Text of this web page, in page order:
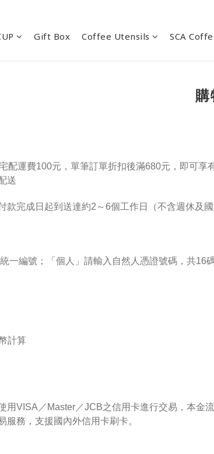
Gift Box Coffee Utensils SCA
配運費100元 ，單筆訂單折扣後滿680元 ，即可享
送
款完成日起到送達約2～6個工作日（不含週休及
統一編號；「個人」請輸入自然人憑證號碼，共
計算
用VISA／Master ／JCB之信用卡進行交易，本金
服務，支援國內外信用卡刷卡。